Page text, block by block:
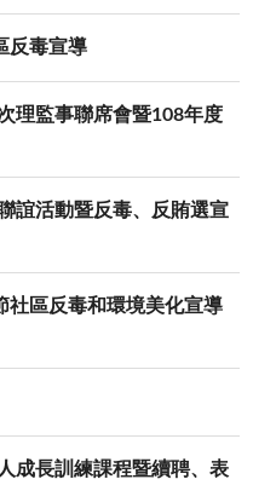
反毒宣導
理監事聯席會暨108年度
誼活動暨反毒、反賄選宣
區反毒和環境美化宣導
成長訓練課程暨續聘、表